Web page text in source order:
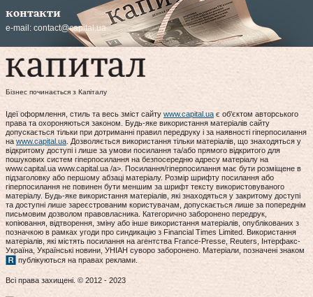
контакти
e-mail: contact@capital.ua
Бізнес починається з Капіталу
Ідеї оформлення, стиль та весь зміст сайту www.capital.ua є об'єктом авторського
права та охороняються законом. Будь-яке використання матеріалів сайту
допускається тільки при дотриманні правил передруку і за наявності гіперпосилання
на www.capital.ua . Дозволяється використання тільки матеріалів, що знаходяться у
відкритому доступі і лише за умови посилання та/або прямого відкритого для
пошукових систем гіперпосилання на безпосередню адресу матеріалу на
www.capital.ua www.capital.ua /a>. Посилання/гіперпосилання має бути розміщене в
підзаголовку або першому абзаці матеріалу. Розмір шрифту посилання або
гіперпосилання не повинен бути меншим за шрифт тексту використовуваного
матеріалу. Будь-яке використання матеріалів, які знаходяться у закритому доступі
та доступні лише зареєстрованим користувачам, допускається лише за попереднім
письмовим дозволом правовласника. Категорично заборонено передрук,
копіювання, відтворення, зміну або інше використання матеріалів, опублікованих з
позначкою в рамках угоди про синдикацію з Financial Times Limited. Використання
матеріалів, які містять посилання на агентства France-Presse, Reuters, Інтерфакс-
Україна, Українські новини, УНІАН суворо заборонено. Матеріали, позначені знаком
публікуються на правах реклами.
Всі права захищені. © 2012 - 2023